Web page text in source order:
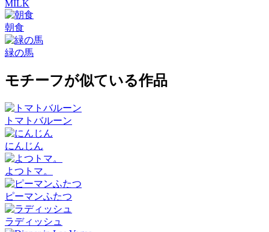
MILK
朝食
緑の馬
モチーフが似ている作品
トマトバルーン
にんじん
よつトマ。
ピーマンふたつ
ラディッシュ